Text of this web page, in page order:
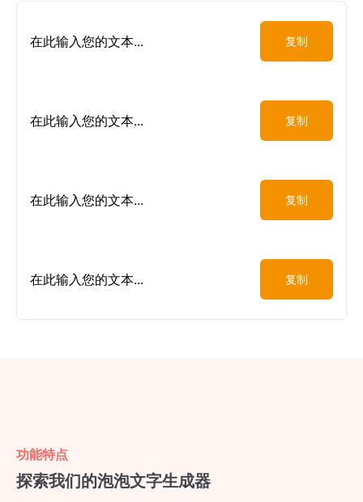
在此输入您的文本... 复制
在此输入您的文本... 复制
在此输入您的文本... 复制
在此输入您的文本... 复制
功能特点
探索我们的泡泡文字生成器